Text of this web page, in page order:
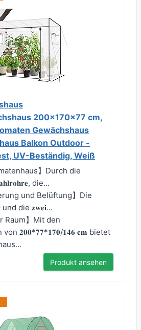
200x170x77 cm,
Gewächshaus
Balkon Outdoor -
UV-Beständig, Weiß
】Durch die
die...
und Belüftung】Die
und die 𝐳𝐰𝐞𝐢...
Raum】Mit den
von 𝟐𝟎𝟎*𝟕𝟕*𝟏𝟕𝟎/𝟏𝟒𝟔 𝐜𝐦 bietet
Produkt ansehen